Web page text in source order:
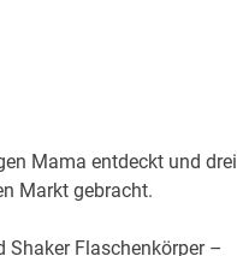
Mama entdeckt und drei
Markt gebracht.
Shaker Flaschenkörper –